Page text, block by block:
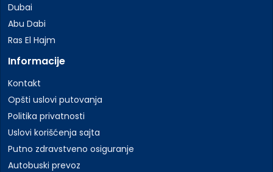
Dubai
Abu Dabi
Ras El Hajm
Informacije
Kontakt
Opšti uslovi putovanja
Politika privatnosti
Uslovi korišćenja sajta
Putno zdravstveno osiguranje
Autobuski prevoz